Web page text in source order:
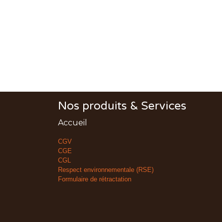
Nos produits & Services
Accueil
CGV
CGE
CGL
Respect environnementale (RSE)
Formulaire de rétractation